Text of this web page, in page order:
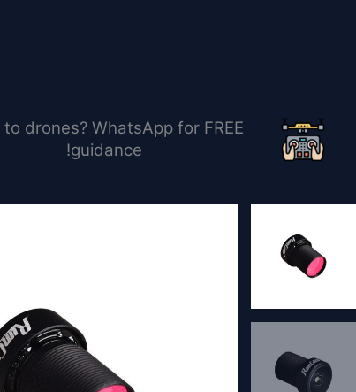
to drones? WhatsApp for FREE
guidance!